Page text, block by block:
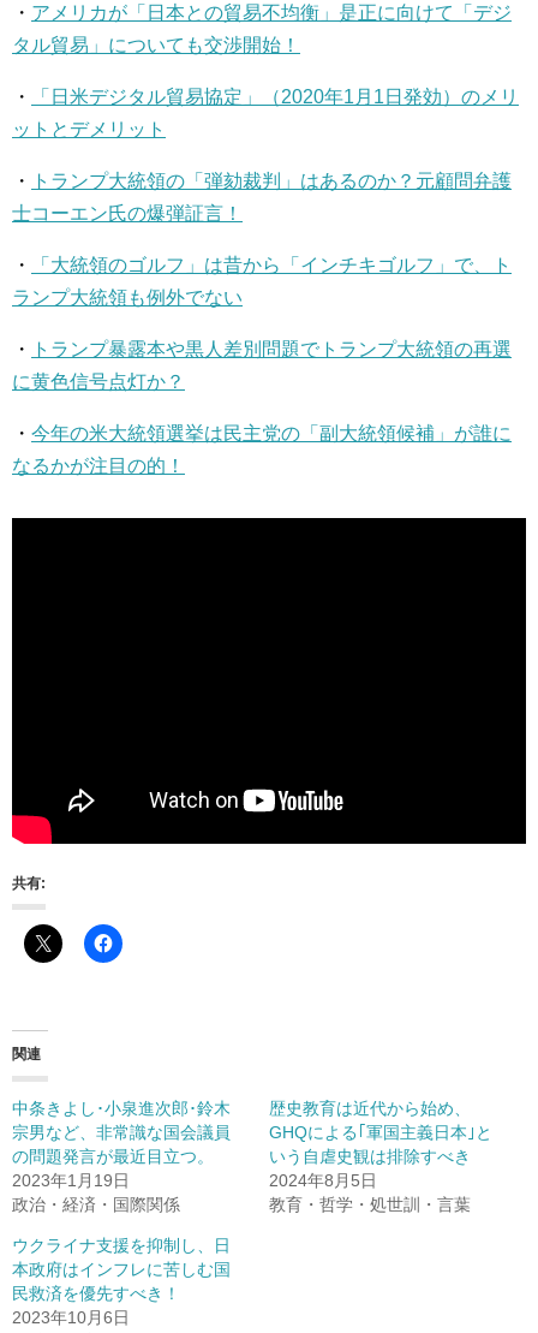
・ アメリカが「日本との貿易不均衡」是正に向けて「デジ
タル貿易」についても交渉開始！
・
「日米デジタル貿易協定」（2020年1月1日発効）のメリ
ットとデメリット
・
トランプ大統領の「弾劾裁判」はあるのか？元顧問弁護
士コーエン氏の爆弾証言！
・
「大統領のゴルフ」は昔から「インチキゴルフ」で、ト
ランプ大統領も例外でない
・
トランプ暴露本や黒人差別問題でトランプ大統領の再選
に黄色信号点灯か？
・ 今年の米大統領選挙は民主党の「副大統領候補」が誰に
なるかが注目の的！
共有:
関連
中条きよし･小泉進次郎･鈴木
宗男など、非常識な国会議員
の問題発言が最近目立つ。
2023年1月19日
政治・経済・国際関係
歴史教育は近代から始め、
GHQによる｢軍国主義日本｣と
いう自虐史観は排除すべき
2024年8月5日
教育・哲学・処世訓・言葉
ウクライナ支援を抑制し、日
本政府はインフレに苦しむ国
民救済を優先すべき！
2023年10月6日